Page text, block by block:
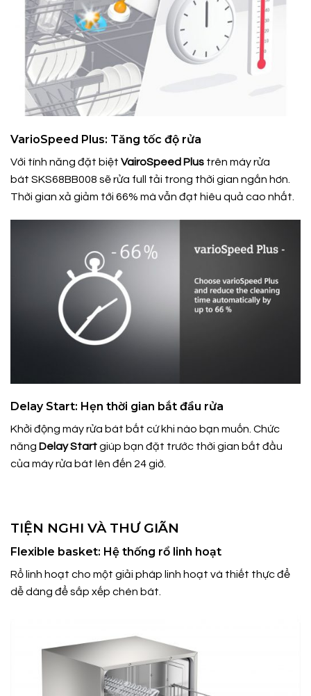
VarioSpeed Plus: Tăng tốc độ rửa
Với tính năng đặt biệt VairoSpeed Plus trên máy rửa
bát SKS68BB008 sẽ rửa full tải trong thời gian ngắn hơn.
Thời gian xả giảm tới 66% mà vẫn đạt hiêu quả cao nhất.
Delay Start: Hẹn thời gian bắt đầu rửa
Khởi động máy rửa bát bất cứ khi nào bạn muốn. Chức
năng Delay Startgiúp bạn đặt trước thời gian bắt đầu
của máy rửa bát lên đến 24 giờ.
TIỆN NGHI VÀ THƯ GIÃN
Flexible basket: Hệ thống rổ linh hoạt
Rổ linh hoạt cho một giải pháp linh hoạt và thiết thực để
dễ dàng để sắp xếp chén bát.